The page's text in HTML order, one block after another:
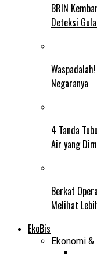
BRIN
Deteksi
Negaranya
4 Tanda
Air yang
Berkat
Melihat
EkoBis
Ekonomi